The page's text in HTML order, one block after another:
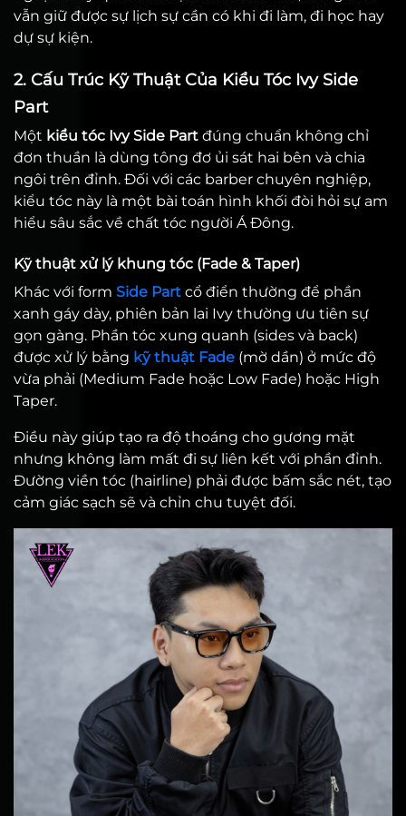
vẫn giữ được sự lịch sự cần có khi đi làm, đi học hay
dự sự kiện.
2. Cấu Trúc Kỹ Thuật Của Kiểu Tóc Ivy Side
Part
Một kiểu tóc Ivy Side Part đúng chuẩn không chỉ
đơn thuần là dùng tông đơ ủi sát hai bên và chia
ngôi trên đỉnh. Đối với các barber chuyên nghiệp,
kiểu tóc này là một bài toán hình khối đòi hỏi sự am
hiểu sâu sắc về chất tóc người Á Đông.
Kỹ thuật xử lý khung tóc (Fade & Taper)
Khác với form Side Part cổ điển thường để phần
xanh gáy dày, phiên bản lai Ivy thường ưu tiên sự
gọn gàng. Phần tóc xung quanh (sides và back)
được xử lý bằng kỹ thuật Fade (mờ dần) ở mức độ
vừa phải (Medium Fade hoặc Low Fade) hoặc High
Taper.
Điều này giúp tạo ra độ thoáng cho gương mặt
nhưng không làm mất đi sự liên kết với phần đỉnh.
Đường viền tóc (hairline) phải được bấm sắc nét, tạo
cảm giác sạch sẽ và chỉn chu tuyệt đối.